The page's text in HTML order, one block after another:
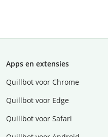
Apps en extensies
Quillbot voor Chrome
Quillbot voor Edge
Quillbot voor Safari